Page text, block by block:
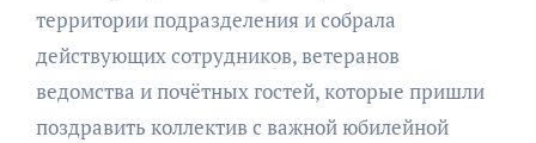
территории подразделения и собрала
действующих сотрудников, ветеранов
ведомства и почётных гостей, которые пришли
поздравить коллектив с важной юбилейной